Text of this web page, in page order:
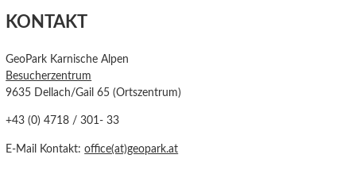
KONTAKT
GeoPark Karnische Alpen
Besucherzentrum
9635 Dellach/Gail 65 (Ortszentrum)
+43 (0) 4718 / 301- 33
E-Mail Kontakt:office(at)geopark.at